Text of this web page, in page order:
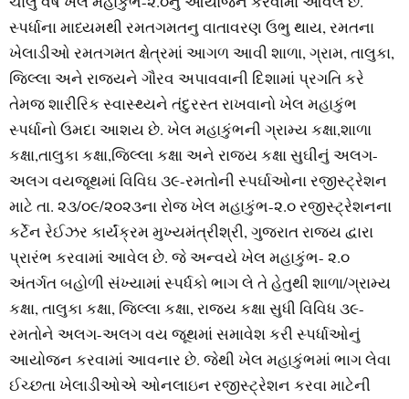
સ્પર્ધાના માધ્યમથી રમતગમતનુ વાતાવરણ ઉભુ થાય, રમતના
ખેલાડીઓ રમતગમત ક્ષેત્રમાં આગળ આવી શાળા, ગ્રામ, તાલુકા,
જિલ્લા અને રાજ્યને ગૌરવ અપાવવાની દિશામાં પ્રગતિ કરે
તેમજ શારીરિક સ્વાસ્થ્યને તંદુરસ્ત રાખવાનો ખેલ મહાકુંભ
સ્પર્ધાનો ઉમદા આશય છે. ખેલ મહાકુંભની ગ્રામ્ય કક્ષા,શાળા
કક્ષા,તાલુકા કક્ષા,જિલ્લા કક્ષા અને રાજય કક્ષા સુઘીનું અલગ-
અલગ વયજૂથમાં વિવિઘ ૩૯-રમતોની સ્પર્ઘાઓના રજીસ્ટ્રેશન
માટે તા. ૨૩/૦૯/૨૦૨૩ના રોજ ખેલ મહાકુંભ-૨.૦ રજીસ્ટ્રેશનના
કર્ટેન રેઈઝર કાર્યંક્રમ મુખ્યમંત્રીશ્રી, ગુજરાત રાજય દ્વારા
પ્રારંભ કરવામાં આવેલ છે. જે અન્વયે ખેલ મહાકુંભ- ૨.૦
અંતર્ગત બહોળી સંખ્યામાં સ્પર્ધકો ભાગ લે તે હેતુથી શાળા/ગ્રામ્ય
કક્ષા, તાલુકા કક્ષા, જિલ્લા કક્ષા, રાજ્ય કક્ષા સુધી વિવિધ ૩૯-
રમતોને અલગ-અલગ વય જૂથમાં સમાવેશ કરી સ્પર્ધાઓનું
આયોજન કરવામાં આવનાર છે. જેથી ખેલ મહાકુંભમાં ભાગ લેવા
ઈચ્છતા ખેલાડીઓએ ઓનલાઇન રજીસ્ટ્રેશન કરવા માટેની